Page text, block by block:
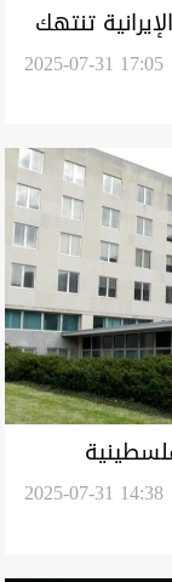
الإيرانية تنتهك
2025-07-31 17:05
2025-07-31 14:38